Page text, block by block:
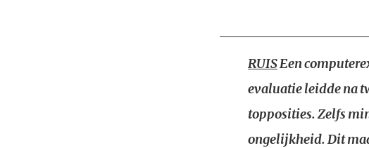
RUISEen
evaluatie leidde na
topposities. Zelfs
ongelijkheid. Dit